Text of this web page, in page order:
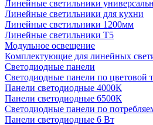
Линейные светильники
Линейные светильники для кухни
Линейные светильники 1200мм
Линейные светильники Т5
Модульное освещение
Комплектующие для линейных
Светодиодные панели
Светодиодные панели по цветовой
Панели светодиодные 4000К
Панели светодиодные 6500К
Светодиодные панели по
Панели светодиодные 6 Вт